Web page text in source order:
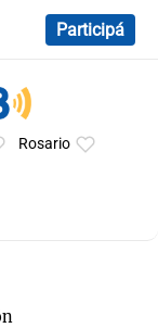
Participá
Rosario